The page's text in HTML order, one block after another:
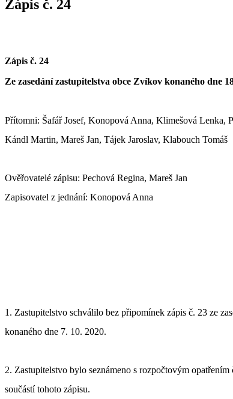
Zápis č. 24
Zápis č. 24
Ze zasedání zastupitelstva obce Zvíkov konaného dne
Přítomni: Šafář Josef, Konopová Anna, Klimešová Lenka,
Kándl Martin, Mareš Jan, Tájek Jaroslav, Klabouch Tomáš
Ověřovatelé zápisu: Pechová Regina, Mareš Jan
Zapisovatel z jednání: Konopová Anna
1. Zastupitelstvo schválilo bez připomínek zápis č. 23 ze
konaného dne 7. 10. 2020.
2. Zastupitelstvo bylo seznámeno s rozpočtovým opatřením
součástí tohoto zápisu.